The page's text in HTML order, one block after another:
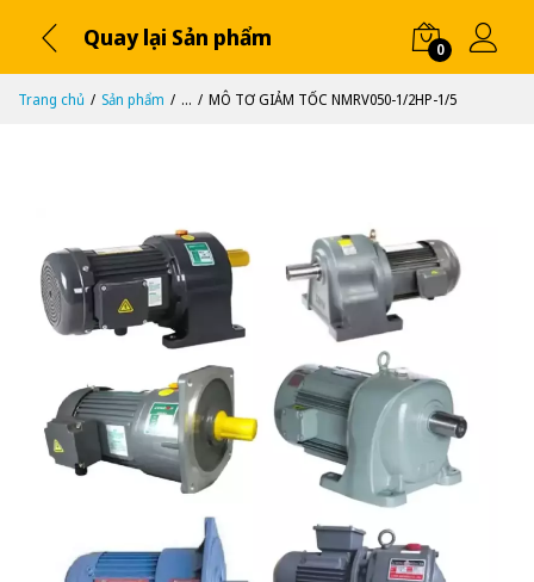
Quay lại Sản phẩm 0
Trang chủ Sản phẩm ... MÔ TƠ GIẢM TỐC NMRV050-1/2HP-1/5